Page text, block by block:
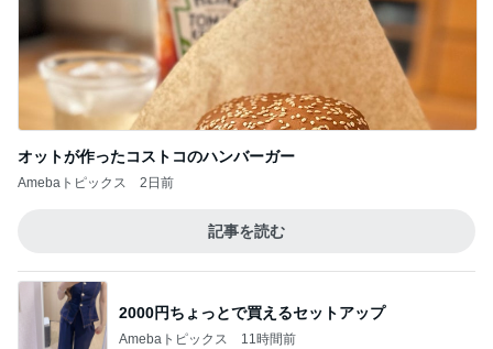
オットが作ったコストコのハンバーガー
Amebaトピックス 2日前
記事を読む
2000円ちょっとで買えるセットアップ
Amebaトピックス 11時間前